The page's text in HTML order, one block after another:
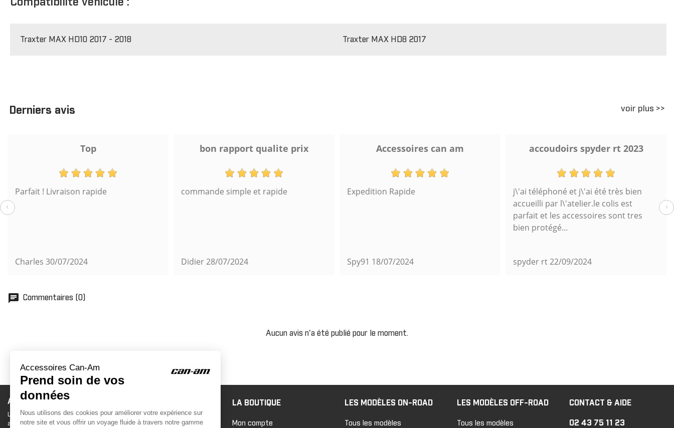
Traxter MAX HD10 2017 - 2018 Traxter MAX HD8 2017
Derniers avis voir plus >>
Top
Parfait ! Livraison rapide
Charles 30/07/2024
bon rapport qualite prix
commande simple et rapide
Didier28/07/2024
Accessoires can am
Expedition Rapide
Spy91 18/07/2024
accoudoirs spyder rt 2023
j\'ai téléphoné et j\'ai été très bien
accueilli par l\'atelier.le colis est
parfait et les accessoires sont tres
bien protégé...
spyder rt22/09/2024
‹ ›
chat Commentaires (0)
Aucun avis n'a été publié pour le moment.
ACCESSOIRES CAN-AM
Le site d'accessoires Can-Am vous propose des
accessoires d'origine pour équiper votre véhicule 3
LA BOUTIQUE
Mon compte
LES MODÈLES ON-ROAD
Tous les modèles
LES MODÈLES OFF-ROAD
Tous les modèles
CONTACT & AIDE
02 43 75 11 23